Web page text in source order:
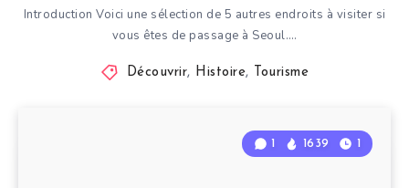
Introduction Voici une sélection de 5 autres endroits à visiter si
vous êtes de passage à Seoul….
Découvrir, Histoire, Tourisme
1 1639 1